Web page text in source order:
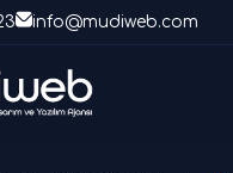
info@mudiweb.com